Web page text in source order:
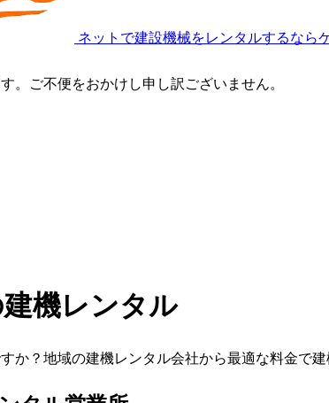
ネットで建設機械をレンタルするなら
。ご不便をおかけし申し訳ございません。
機レンタル
か？地域の建機レンタル会社から最適な料金で建